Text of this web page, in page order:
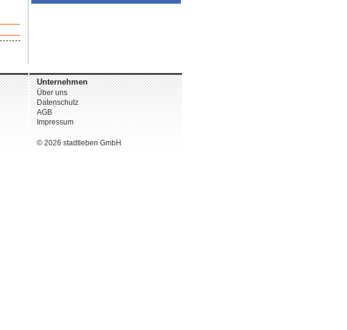
Unternehmen
Über uns
Datenschutz
AGB
Impressum
© 2026 stadtleben GmbH